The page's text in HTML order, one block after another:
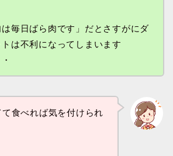
は毎日ばら肉です」だとさすがにダ
トは不利になってしまいます
食べれば気を付けられ